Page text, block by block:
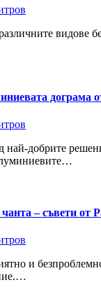
видове
дограма
добрите
– съвети от
и